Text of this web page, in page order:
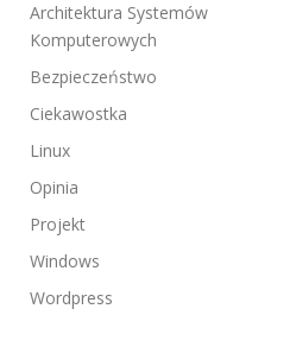
Architektura Systemów
Komputerowych
Bezpieczeństwo
Ciekawostka
Linux
Opinia
Projekt
Windows
Wordpress